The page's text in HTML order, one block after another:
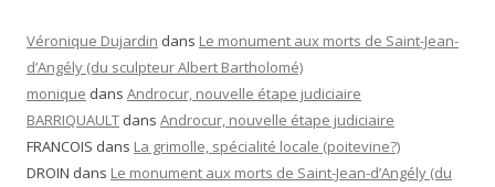
Véronique Dujardin dans Le monument aux morts de Saint-Jean-
d’Angély (du sculpteur Albert Bartholomé)
monique dans Androcur, nouvelle étape judiciaire
BARRIQUAULT dans Androcur, nouvelle étape judiciaire
FRANCOIS dans La grimolle, spécialité locale (poitevine?)
DROIN dans Le monument aux morts de Saint-Jean-d’Angély (du